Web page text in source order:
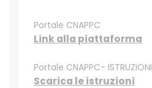
Portale CNAPPC
Link alla piattaforma
Portale CNAPPC- ISTRUZIONI
Scarica le istruzioni